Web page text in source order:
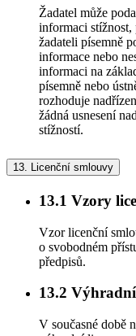
Žadatel může
informaci stížnost,
žadateli písemně
informace nebo
informaci na
písemně nebo
rozhoduje
žádná usnesení
stížností.
13. Licenční smlouvy
13.1 Vzory
Vzor licenční
o svobodném
předpisů.
13.2 Výhradní
V současné době